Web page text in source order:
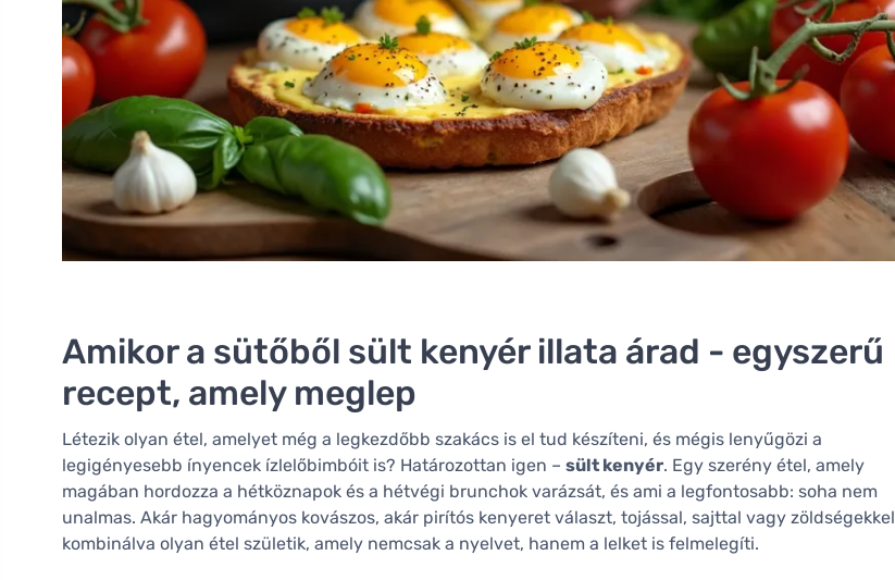
Amikor a sütőből sült kenyér illata árad - egyszerű
recept, amely meglep
Létezik olyan étel, amelyet még a legkezdőbb szakács is el tud készíteni, és mégis lenyűgözi a
legigényesebb ínyencek ízlelőbimbóit is? Határozottan igen – sült kenyér. Egy szerény étel, amely
magában hordozza a hétköznapok és a hétvégi brunchok varázsát, és ami a legfontosabb: soha nem
unalmas. Akár hagyományos kovászos, akár pirítós kenyeret választ, tojással, sajttal vagy zöldségekkel
kombinálva olyan étel születik, amely nemcsak a nyelvet, hanem a lelket is felmelegíti.